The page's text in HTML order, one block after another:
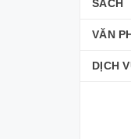
SÁCH
VĂN
DỊCH